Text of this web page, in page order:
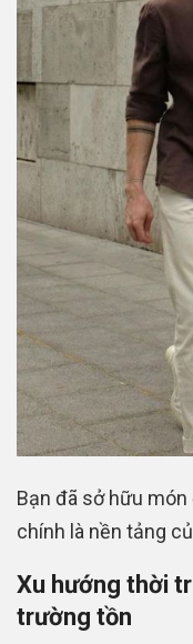
Bạn đã sở hữu
chính là nền tảng
Xu hướng thời
trường tồn